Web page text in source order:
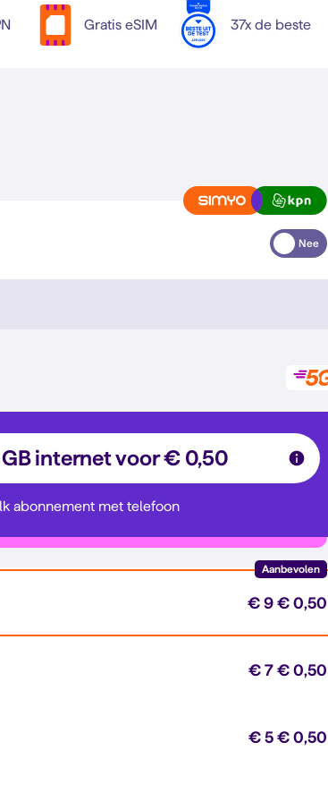
Gratis eSIM 37x de beste
Nee
internet voor € 0,50
abonnement met telefoon
Aanbevolen
€ 9 € 0,50
€ 7 € 0,50
€ 5 € 0,50